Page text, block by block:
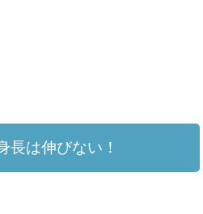
長は伸びない！